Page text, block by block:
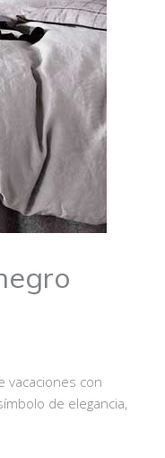
vacaciones con
de elegancia,